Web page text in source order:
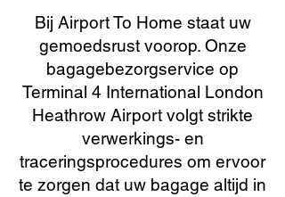
Bij Airport To Home staat uw
gemoedsrust voorop. Onze
bagagebezorgservice op
Terminal 4 International London
Heathrow Airport volgt strikte
verwerkings- en
traceringsprocedures om ervoor
te zorgen dat uw bagage altijd in